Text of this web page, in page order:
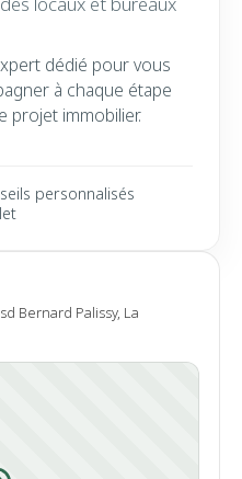
Bernard Palissy, La
dédié pour vous
à chaque étape
projet immobilier.
personnalisés